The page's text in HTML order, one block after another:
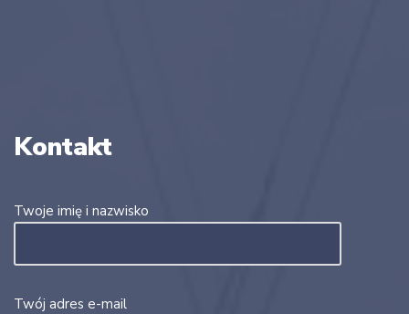
Kontakt
Twoje imię i nazwisko
Twój adres e-mail